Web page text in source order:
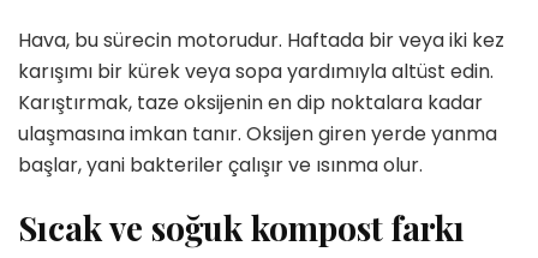
Hava, bu sürecin motorudur. Haftada bir veya iki kez
karışımı bir kürek veya sopa yardımıyla altüst edin.
Karıştırmak, taze oksijenin en dip noktalara kadar
ulaşmasına imkan tanır. Oksijen giren yerde yanma
başlar, yani bakteriler çalışır ve ısınma olur.
Sıcak ve soğuk kompost farkı